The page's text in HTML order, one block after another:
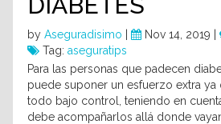
by Aseguradisimo Nov 14, 2019 |
Tag: aseguratips
Para las personas que padecen
puede suponer un esfuerzo extra
todo bajo control, teniendo en
debe acompañarlos allá donde